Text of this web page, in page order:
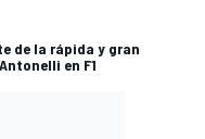
de la rápida y gran
en F1